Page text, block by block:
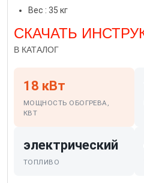
Вес : 35 кг
СКАЧАТЬ
В КАТАЛОГ
18 кВт
МОЩНОСТЬ ОБОГРЕВА,
КВТ
электрический
ТОПЛИВО